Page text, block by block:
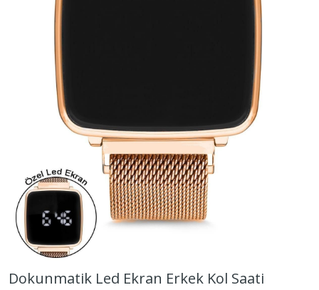
Dokunmatik Led Ekran Erkek Kol Saati